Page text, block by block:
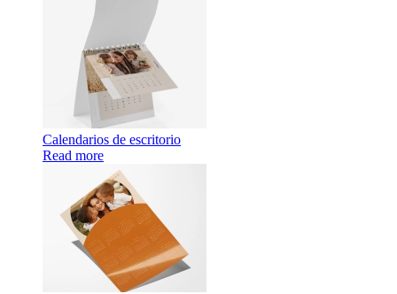
Calendarios de escritorio
Read more